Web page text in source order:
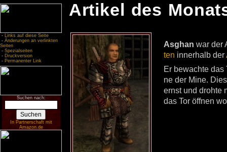
- Links auf diese Seite
- Änderungen an verlinkten
Seiten
- Spezialseiten
- Druckversion
- Permanenter Link
Suchen nach:
In Partnerschaft mit
Amazon.de
Artikel des
As­ghan war der
ten in­ner­halb der
Er be­wach­te
ne der Mine.
ernst und droh­te
das Tor öff­nen